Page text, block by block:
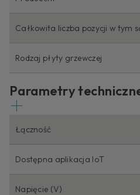
Całkowita liczba pozycji w tym
Rodzaj płyty grzewczej
Parametry
Łączność
Dostępna aplikacja IoT
Napięcie (V)